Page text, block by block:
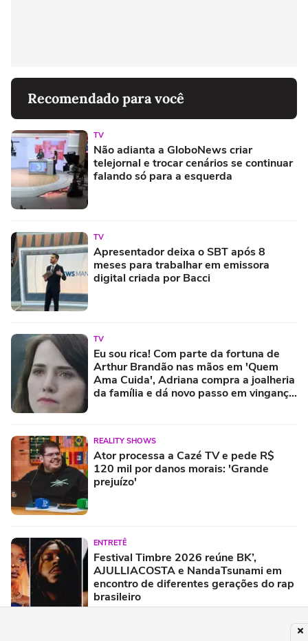
Recomendado para você
TV
Não adianta a GloboNews criar
telejornal e trocar cenários se continuar
falando só para a esquerda
TV
Apresentador deixa o SBT após 8
meses para trabalhar em emissora
digital criada por Bacci
TV
Eu sou rica! Com parte da fortuna de
Arthur Brandão nas mãos em 'Quem
Ama Cuida', Adriana compra a joalheria
da família e dá novo passo em vingança
REALITY SHOWS
Ator processa a Cazé TV e pede R$
120 mil por danos morais: 'Grande
prejuízo'
ENTRETÊ
Festival Timbre 2026 reúne BK’,
AJULLIACOSTA e NandaTsunami em
encontro de diferentes gerações do rap
brasileiro